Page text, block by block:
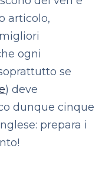
articolo,
ogni
se
) deve
dunque cinque
prepara i